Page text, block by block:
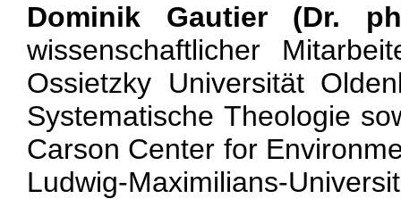
Dominik Gautier (Dr.
wissenschaftlicher
Ossietzky Universität
Systematische Theologie
Carson Center for
Ludwig-Maximilians-